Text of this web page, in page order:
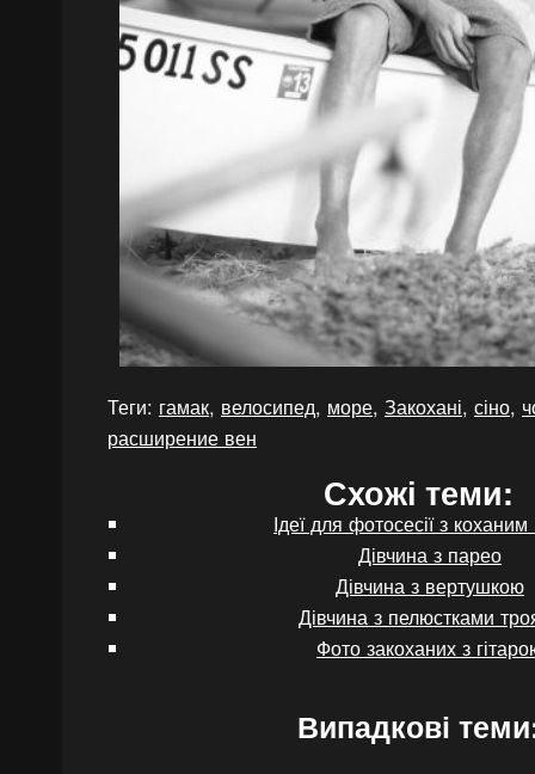
Теги: гамак, велосипед, море, Закохані, сіно,
расширение вен
Схожі теми:
Ідеї для фотосесії з коханим
Дівчина з парео
Дівчина з вертушкою
Дівчина з пелюстками
Фото закоханих з
Випадкові